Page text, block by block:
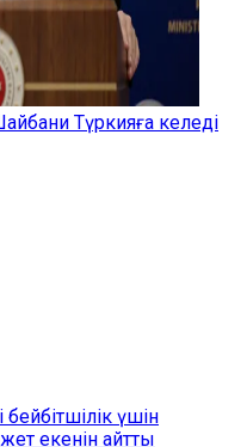
Түркияға келеді
үшін
екенін айтты